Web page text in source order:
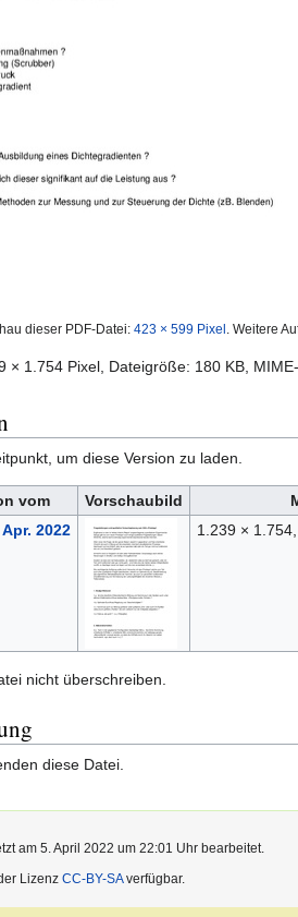
dieser PDF-Datei: 423 × 599 Pixel Weitere
× 1.754 Pixel, Dateigröße: 180 KB,
um diese Version zu laden.
vom Vorschaubild
2022 1.239 ×
nicht überschreiben.
diese Datei.
am 5. April 2022 um 22:01 Uhr bearbeitet.
Lizenz CC-BY-SAverfügbar.